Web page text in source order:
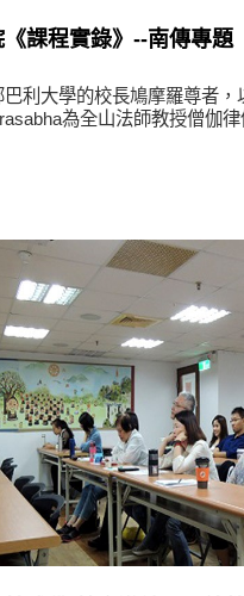
課程實錄》--南傳專題
巴利大學的校長鳩摩羅尊者，
為全山法師教授僧伽